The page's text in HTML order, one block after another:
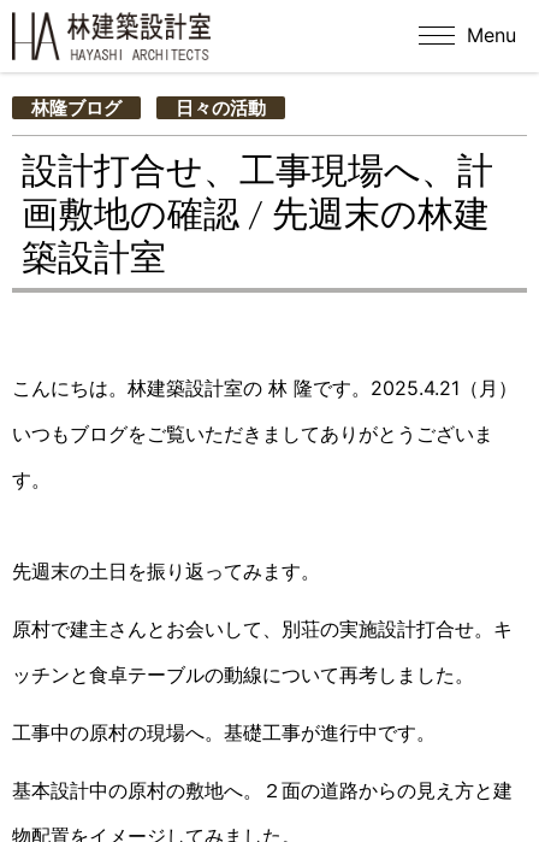
Menu
林隆ブログ 日々の活動
設計打合せ、工事現場へ、計
画敷地の確認 / 先週末の林建
築設計室
こんにちは。林建築設計室の 林 隆です。2025.4.21（月）
いつもブログをご覧いただきましてありがとうございま
す。
先週末の土日を振り返ってみます。
原村で建主さんとお会いして、別荘の実施設計打合せ。キ
ッチンと食卓テーブルの動線について再考しました。
工事中の原村の現場へ。基礎工事が進行中です。
基本設計中の原村の敷地へ。２面の道路からの見え方と建
物配置をイメージしてみました。